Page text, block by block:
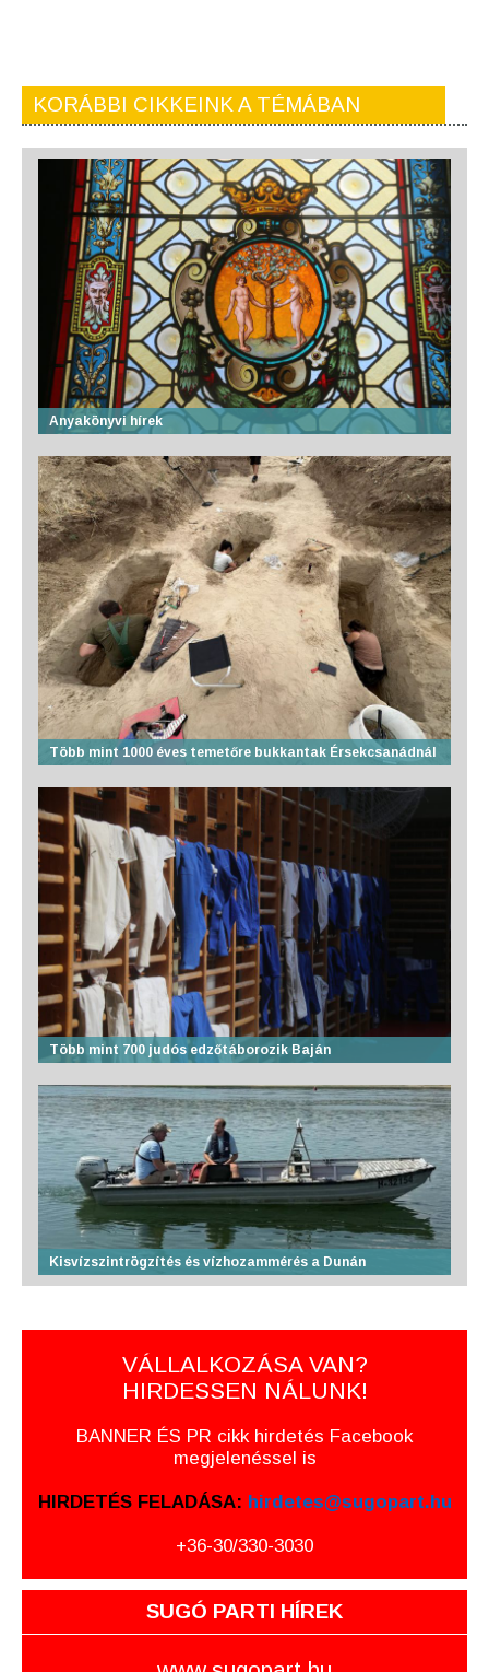
KORÁBBI CIKKEINK A TÉMÁBAN
Anyakönyvi hírek
Több mint 1000 éves temetőre bukkantak Érsekcsanádnál
Több mint 700 judós edzőtáborozik Baján
Kisvízszintrögzítés és vízhozammérés a Dunán
VÁLLALKOZÁSA VAN?
HIRDESSEN NÁLUNK!
BANNER ÉS PR cikk hirdetés Facebook
megjelenéssel is
HIRDETÉS FELADÁSA: hirdetes@sugopart.hu
+36-30/330-3030
SUGÓ PARTI HÍREK